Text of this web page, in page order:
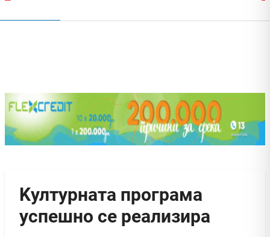
Kултурната програма
успешно се реализира